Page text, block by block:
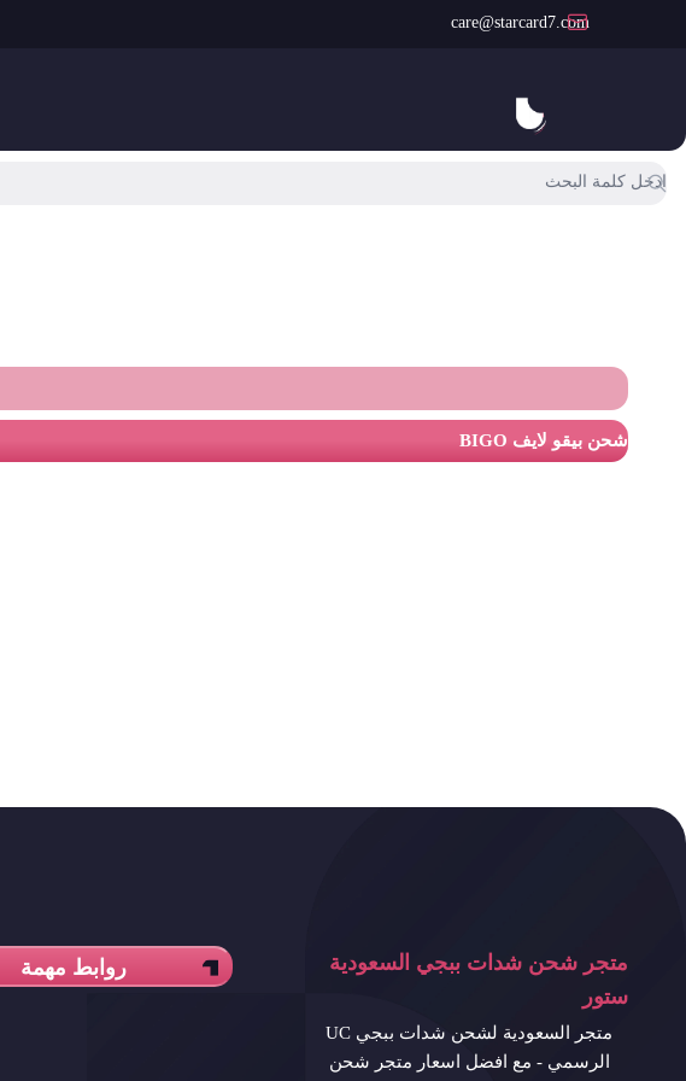
care@starcard7.com
متجر شحن شدات ببجي السعودية ستور
شحن بيقو لايف BIGO
متجر شحن شدات ببجي السعودية
ستور
متجر السعودية لشحن شدات ببجي UC
الرسمي - مع افضل اسعار متجر شحن
روابط مهمة